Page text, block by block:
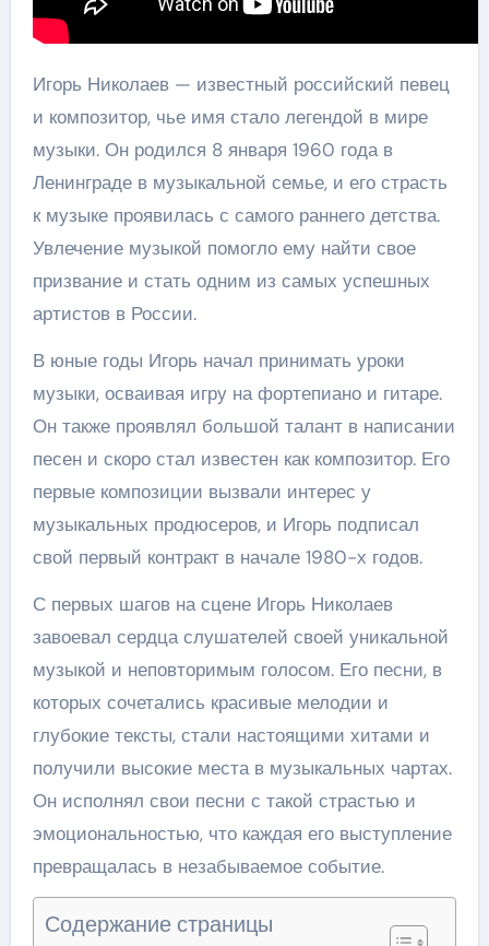
Игорь Николаев — известный российский певец
и композитор, чье имя стало легендой в мире
музыки. Он родился 8 января 1960 года в
Ленинграде в музыкальной семье, и его страсть
к музыке проявилась с самого раннего детства.
Увлечение музыкой помогло ему найти свое
призвание и стать одним из самых успешных
артистов в России.
В юные годы Игорь начал принимать уроки
музыки, осваивая игру на фортепиано и гитаре.
Он также проявлял большой талант в написании
песен и скоро стал известен как композитор. Его
первые композиции вызвали интерес у
музыкальных продюсеров, и Игорь подписал
свой первый контракт в начале 1980-х годов.
С первых шагов на сцене Игорь Николаев
завоевал сердца слушателей своей уникальной
музыкой и неповторимым голосом. Его песни, в
которых сочетались красивые мелодии и
глубокие тексты, стали настоящими хитами и
получили высокие места в музыкальных чартах.
Он исполнял свои песни с такой страстью и
эмоциональностью, что каждая его выступление
превращалась в незабываемое событие.
Содержание страницы